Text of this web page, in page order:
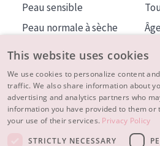
Peau sensible
Peau normale à sèche
Peau mixte ou grasse
Peau mature
Peau ménopausée
À PROPOS
CONSEILS BEAUTÉ
This website uses cookies
We use cookies to personalize content
traffic. We also share information about
advertising and analytics partners who
information you have provided to them
your use of their services. Privacy Policy
STRICTLY NECESSARY